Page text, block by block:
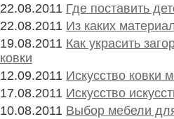
22.08.2011 Где поставить
22.08.2011 Из каких
19.08.2011 Как украсить
ковки
12.09.2011 Искусство ковки
17.08.2011 Искусство
10.08.2011 Выбор мебели